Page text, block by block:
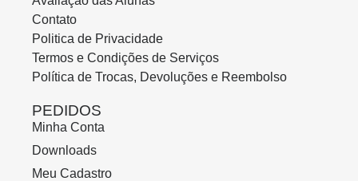
Contato
Politica de Privacidade
Termos e Condições de Serviços
Política de Trocas, Devoluções e Reembolso
PEDIDOS
Minha Conta
Downloads
Meu Cadastro